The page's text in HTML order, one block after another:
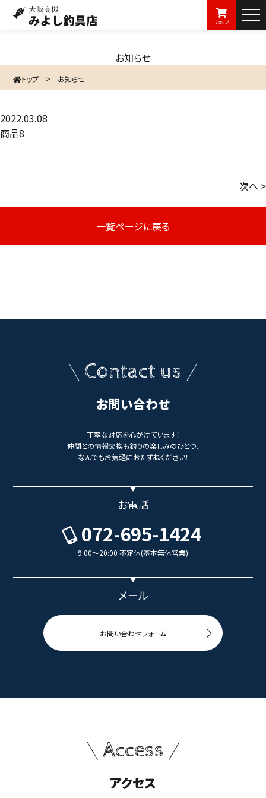
ショップ
お知らせ
トップ > お知らせ
2022.03.08
商品8
次へ >
一覧ページに戻る
Contact us
お問い合わせ
丁寧な対応を心がけています！
仲間との情報交換も釣りの楽しみのひとつ、
なんでもお気軽におたずねください！
お電話
072-695-1424
9:00～20:00 不定休(基本無休営業)
メール
お問い合わせフォーム
Access
アクセス